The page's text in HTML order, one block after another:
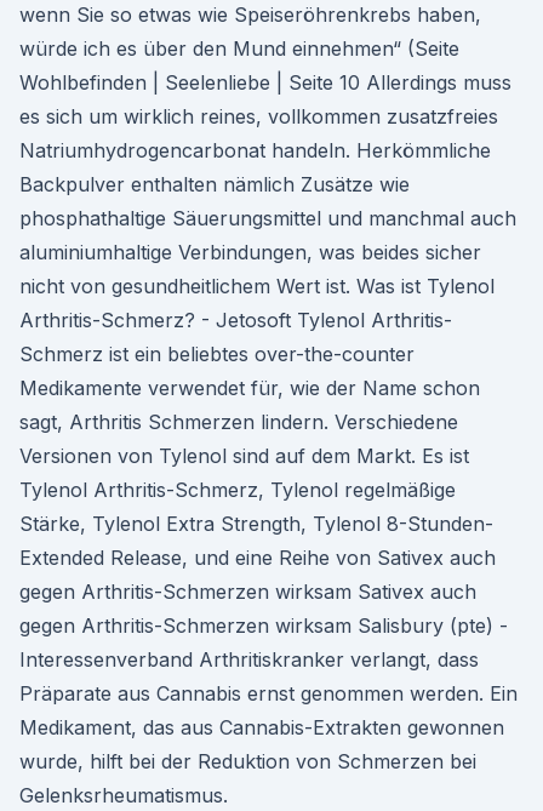
wenn Sie so etwas wie Speiseröhrenkrebs haben,
würde ich es über den Mund einnehmen“ (Seite
Wohlbefinden | Seelenliebe | Seite 10 Allerdings muss
es sich um wirklich reines, vollkommen zusatzfreies
Natriumhydrogencarbonat handeln. Herkömmliche
Backpulver enthalten nämlich Zusätze wie
phosphathaltige Säuerungsmittel und manchmal auch
aluminiumhaltige Verbindungen, was beides sicher
nicht von gesundheitlichem Wert ist. Was ist Tylenol
Arthritis-Schmerz? - Jetosoft Tylenol Arthritis-
Schmerz ist ein beliebtes over-the-counter
Medikamente verwendet für, wie der Name schon
sagt, Arthritis Schmerzen lindern. Verschiedene
Versionen von Tylenol sind auf dem Markt. Es ist
Tylenol Arthritis-Schmerz, Tylenol regelmäßige
Stärke, Tylenol Extra Strength, Tylenol 8-Stunden-
Extended Release, und eine Reihe von Sativex auch
gegen Arthritis-Schmerzen wirksam Sativex auch
gegen Arthritis-Schmerzen wirksam Salisbury (pte) -
Interessenverband Arthritiskranker verlangt, dass
Präparate aus Cannabis ernst genommen werden. Ein
Medikament, das aus Cannabis-Extrakten gewonnen
wurde, hilft bei der Reduktion von Schmerzen bei
Gelenksrheumatismus.